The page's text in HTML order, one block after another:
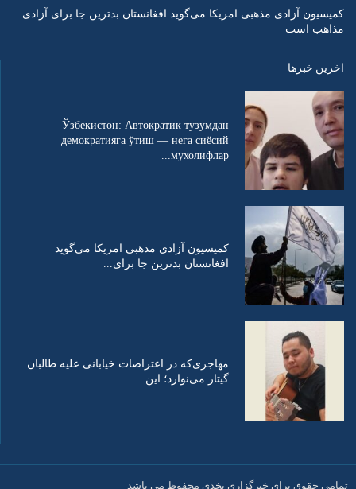
کمیسیون آزادی مذهبی امریکا می‌گوید افغانستان بدترین جا برای آزادی
مذاهب است
اخرین خبرها
Ўзбекистон: Автократик тузумдан
демократияга ўтиш — нега сиёсий
мухолифлар...
کمیسیون آزادی مذهبی امریکا می‌گوید
افغانستان بدترین جا برای...
مهاجری‌که در اعتراضات خیابانی علیه طالبان
گیتار می‌نوازد؛ این...
تمامی حقوق برای خبرگزاری بخدی محفوظ می باشد